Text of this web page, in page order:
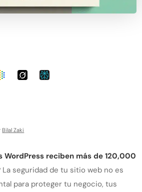
Bilal Zaki
WordPress reciben más de 120,000
La seguridad de tu sitio web no es
para proteger tu negocio, tus